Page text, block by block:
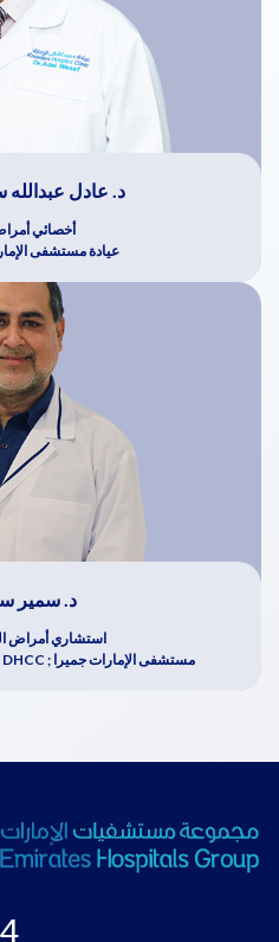
د. عادل
أخصائي
عيادة مستشفى
د. سمير
استشاري أمراض
مستشفى الإمارات جميرا ; DHCC مستشفى الإمارات التخصصي